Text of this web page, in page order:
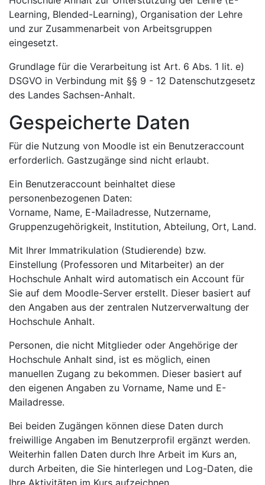
Learning, Blended-Learning), Organisation der Lehre
und zur Zusammenarbeit von Arbeitsgruppen
eingesetzt.
Grundlage für die Verarbeitung ist Art. 6 Abs. 1 lit. e)
DSGVO in Verbindung mit §§ 9 - 12 Datenschutzgesetz
des Landes Sachsen-Anhalt.
Gespeicherte Daten
Für die Nutzung von Moodle ist ein Benutzeraccount
erforderlich. Gastzugänge sind nicht erlaubt.
Ein Benutzeraccount beinhaltet diese
personenbezogenen Daten:
Vorname, Name, E-Mailadresse, Nutzername,
Gruppenzugehörigkeit, Institution, Abteilung, Ort, Land.
Mit Ihrer Immatrikulation (Studierende) bzw.
Einstellung (Professoren und Mitarbeiter) an der
Hochschule Anhalt wird automatisch ein Account für
Sie auf dem Moodle-Server erstellt. Dieser basiert auf
den Angaben aus der zentralen Nutzerverwaltung der
Hochschule Anhalt.
Personen, die nicht Mitglieder oder Angehörige der
Hochschule Anhalt sind, ist es möglich, einen
manuellen Zugang zu bekommen. Dieser basiert auf
den eigenen Angaben zu Vorname, Name und E-
Mailadresse.
Bei beiden Zugängen können diese Daten durch
freiwillige Angaben im Benutzerprofil ergänzt werden.
Weiterhin fallen Daten durch Ihre Arbeit im Kurs an,
durch Arbeiten, die Sie hinterlegen und Log-Daten, die
Ihre Aktivitäten im Kurs aufzeichnen.